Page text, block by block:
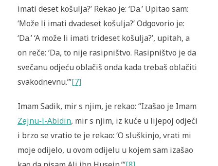
imati deset košulja?’ Rekao je: ‘Da.’ Upitao sam:
‘Može li imati dvadeset košulja?’ Odgovorio je:
‘Da.’ ‘A može li imati trideset košulja?’, upitah, a
on reče: ‘Da, to nije rasipništvo. Rasipništvo je da
svečanu odjeću oblačiš onda kada trebaš oblačiti
svakodnevnu.’”[7]
Imam Sadik, mir s njim, je rekao: “Izašao je Imam
Zejnu-l-Abidin, mir s njim, iz kuće u lijepoj odjeći
i brzo se vratio te je rekao: ‘O sluškinjo, vrati mi
moje odijelo, u ovom odijelu u kojem sam izašao